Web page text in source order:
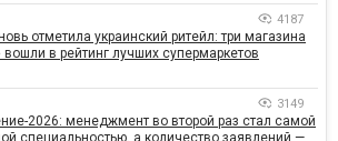
4187
отметила украинский ритейл: три магазина
вошли в рейтинг лучших супермаркетов
3149
2026: менеджмент во второй раз стал самой
специальностью, а количество заявлений —